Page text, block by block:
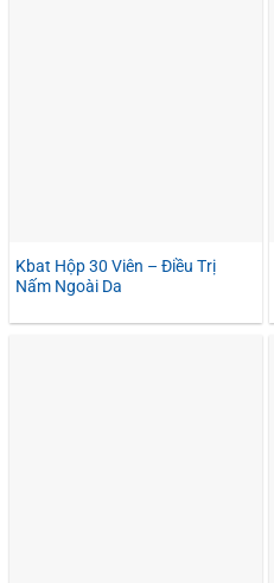
Kbat Hộp 30 Viên – Điều Trị
Nấm Ngoài Da